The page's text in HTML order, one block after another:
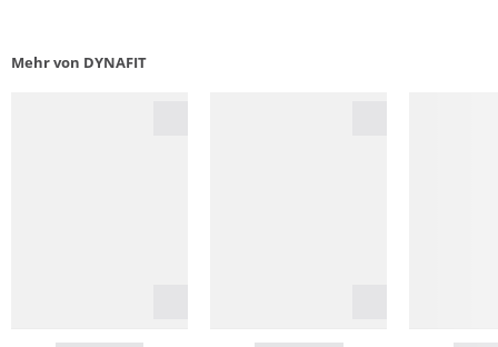
Mehr von DYNAFIT